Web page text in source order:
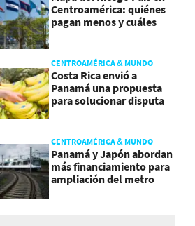
Centroamérica: quiénes
pagan menos y cuáles
CENTROAMÉRICA & MUNDO
Costa Rica envió a
Panamá una propuesta
para solucionar disputa
CENTROAMÉRICA & MUNDO
Panamá y Japón abordan
más financiamiento para
ampliación del metro